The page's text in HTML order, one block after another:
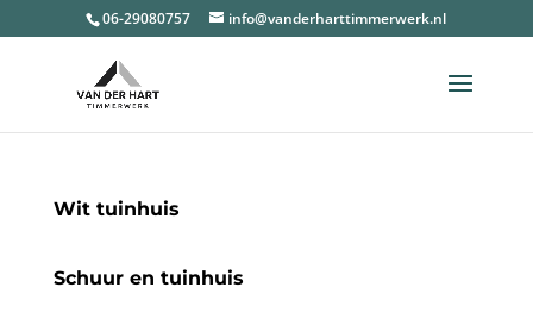
06-29080757 info@vanderharttimmerwerk.nl
Wit tuinhuis
Schuur en tuinhuis